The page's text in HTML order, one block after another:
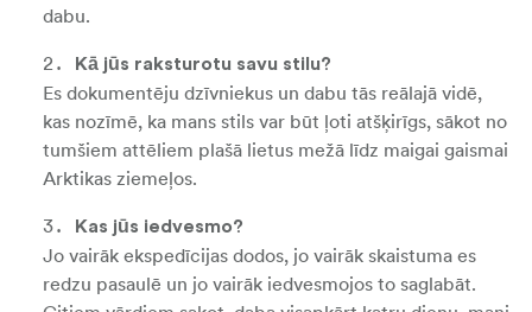
dabu.
Kā jūs raksturotu savu stilu?
Es dokumentēju dzīvniekus un dabu tās reālajā vidē,
kas nozīmē, ka mans stils var būt ļoti atšķirīgs, sākot no
tumšiem attēliem plašā lietus mežā līdz maigai gaismai
Arktikas ziemeļos.
Kas jūs iedvesmo?
Jo vairāk ekspedīcijas dodos, jo vairāk skaistuma es
redzu pasaulē un jo vairāk iedvesmojos to saglabāt.